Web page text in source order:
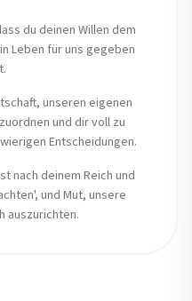
du deinen Willen dem
Leben für uns gegeben
unseren eigenen
und dir voll zu
Entscheidungen.
nach deinem Reich und
und Mut, unsere
auszurichten.